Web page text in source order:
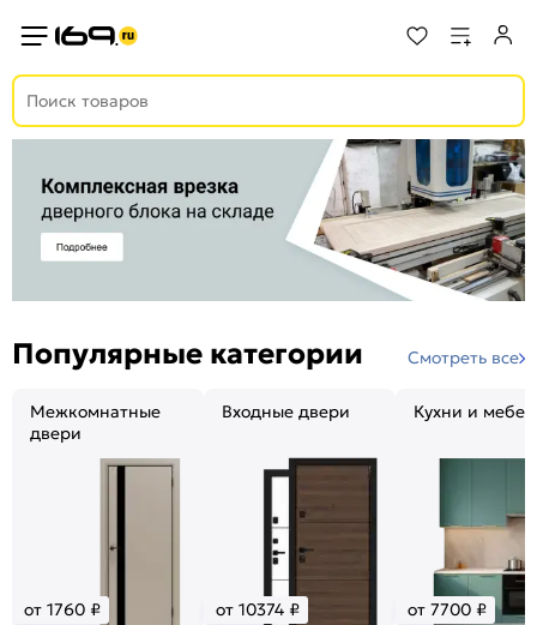
Популярные категории Смотреть все
Межкомнатные
двери
от 1760 ₽
Входные двери
от 10374 ₽
Кухни и
от 7700 ₽